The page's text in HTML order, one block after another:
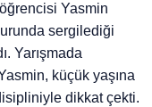
Yasmin
sergilediği
Yarışmada
küçük yaşına
dikkat çekti.